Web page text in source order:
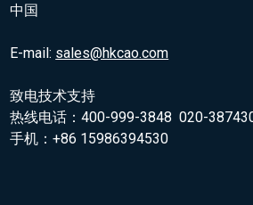
中国
E-mail: sales@hkcao.com
致电技术支持
热线电话：400-999-3848 020-
手机：+86 15986394530